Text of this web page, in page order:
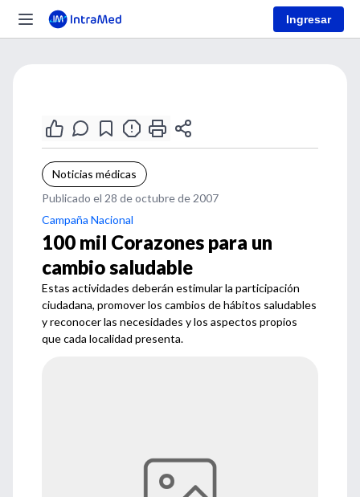
Ingresar
Noticias médicas
Publicado el 28 de octubre de 2007
Campaña Nacional
100 mil Corazones para un
cambio saludable
Estas actividades deberán estimular la participación
ciudadana, promover los cambios de hábitos saludables
y reconocer las necesidades y los aspectos propios
que cada localidad presenta.